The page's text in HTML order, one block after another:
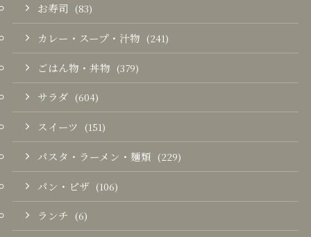
お寿司 (83)
カレー・スープ・汁物 (241)
ごはん物・丼物 (379)
サラダ (604)
スイーツ (151)
パスタ・ラーメン・麺類 (229)
パン・ピザ (106)
ランチ (6)